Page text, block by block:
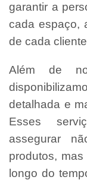
garantir a
cada espaço,
de cada
Além de
detalhada e
Esses
assegurar
produtos,
longo do